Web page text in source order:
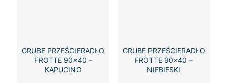
GRUBE PRZEŚCIERADŁO
FROTTE 90×40 –
KAPUCINO
GRUBE PRZEŚCIERADŁO
FROTTE 90×40 –
NIEBIESKI